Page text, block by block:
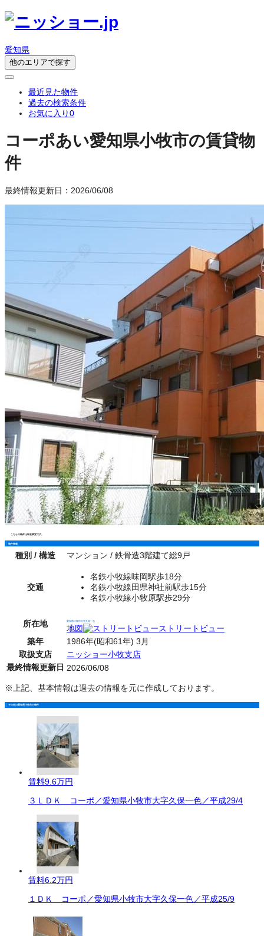
愛知県
他のエリアで探す
最近見た物件
過去の検索条件
お気に入り0
コーポあい愛知県小牧市の賃貸物
件
最終情報更新日：2026/06/08
こちらの物件は現在満室です。
物件情報
種別 / 構造 マンション / 鉄骨造3階建て総9戸
交通
名鉄小牧線味岡駅歩18分
名鉄小牧線田県神社前駅歩15分
名鉄小牧線小牧原駅歩29分
所在地 愛知県小牧市大字久保一色
地図
ストリートビュー
築年
1986年(昭和61年) 3月
取扱支店
ニッショー小牧支店
最終情報更新日 2026/06/08
※上記、基本情報は過去の情報を元に作成しております。
その他の愛知県小牧市の物件
賃料9.6万円
３ＬＤＫ コーポ／愛知県小牧市大字久保一色／平成29/4
賃料6.2万円
１ＤＫ コーポ／愛知県小牧市大字久保一色／平成25/9